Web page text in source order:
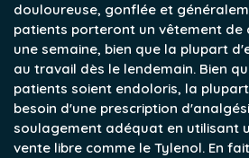
douloureuse, gonflée et
patients porteront un vêtement de
une semaine, bien que la plupart
au travail dès le lendemain. Bien
patients soient endoloris, la
besoin d'une prescription
soulagement adéquat en utilisant
vente libre comme le Tylenol. En